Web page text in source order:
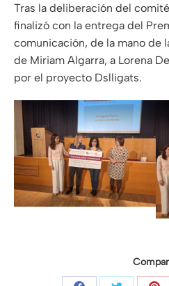
Tras la deliberación del
finalizó con la entrega del
comunicación, de la mano de
de Miriam Algarra, a Lorena
por el proyecto Dslligats.